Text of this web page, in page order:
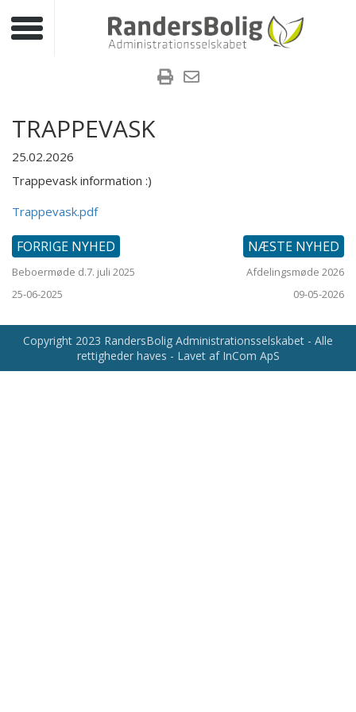
Toggle navigation
TRAPPEVASK
25.02.2026
Trappevask information :)
Trappevask.pdf
FORRIGE NYHED
Beboermøde d.7. juli 2025
25-06-2025
NÆSTE NYHED
Afdelingsmøde 2026
09-05-2026
Copyright 2023 RandersBolig Administrationsselskabet - Alle
rettigheder haves - Lavet af InCom ApS